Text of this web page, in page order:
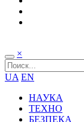
×
UA EN
НАУКА
ТЕХНО
БЕЗПЕКА